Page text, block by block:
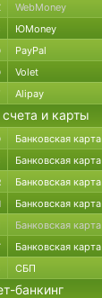
WebMoney
ЮMoney
PayPal
Volet
Alipay
и карты
Банковская карта
Банковская карта
Банковская карта
Банковская карта
Банковская карта
Банковская карта
СБП
банкинг